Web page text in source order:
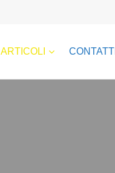
ARTICOLI CONTATTI